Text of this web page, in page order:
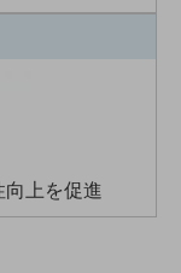
上を促進